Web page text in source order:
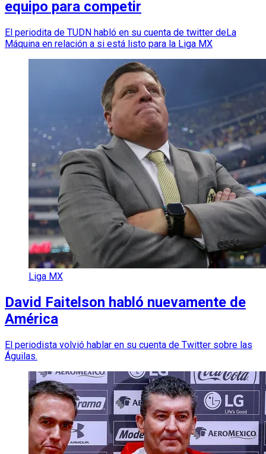
equipo para competir
El periodita de TUDN habló en su cuenta de twitter deLa
Máquina en relación a si está listo para la Liga MX
Liga MX
David Faitelson habló nuevamente de
América
El periodista volvió hablar en su cuenta de Twitter sobre las
Águilas.